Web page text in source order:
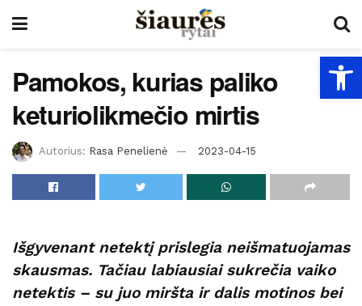
Pamokos, kurias paliko
keturiolikmečio mirtis
Autorius: Rasa Penelienė 2023-04-15
Išgyvenant netektį prislegia neišmatuojamas
skausmas. Tačiau labiausiai sukrečia vaiko
netektis – su juo miršta ir dalis motinos bei